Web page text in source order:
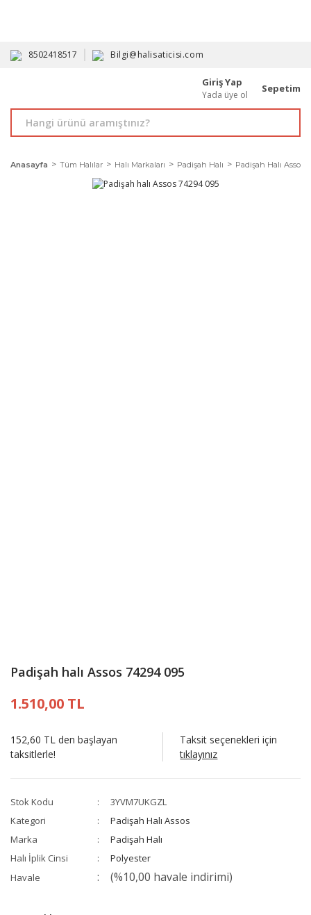
8502418517 Bilgi@halisaticisi.com
Giriş Yap
Yada üye ol
Sepetim
Anasayfa Tüm Halılar Halı Markaları Padişah Halı Padişah Halı Assos
Padişah halı Assos 74294 095
1.510,00 TL
152,60 TL den başlayan
taksitlerle!
Taksit seçenekleri için
tıklayınız
Stok Kodu
3YVM7UKGZL
Kategori
Padişah Halı Assos
Marka
Padişah Halı
Halı İplik Cinsi
Polyester
Havale
(%10,00 havale indirimi)